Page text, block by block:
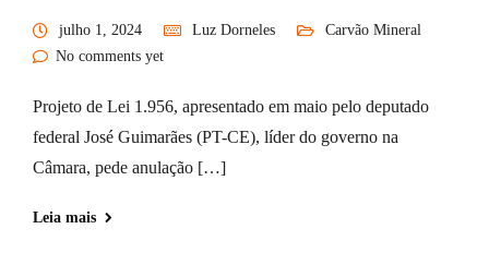
julho 1, 2024 Luz Dorneles
Carvão Mineral
No comments yet
Projeto de Lei 1.956, apresentado em maio pelo deputado
federal José Guimarães (PT-CE), líder do governo na
Câmara, pede anulação […]
Leia mais